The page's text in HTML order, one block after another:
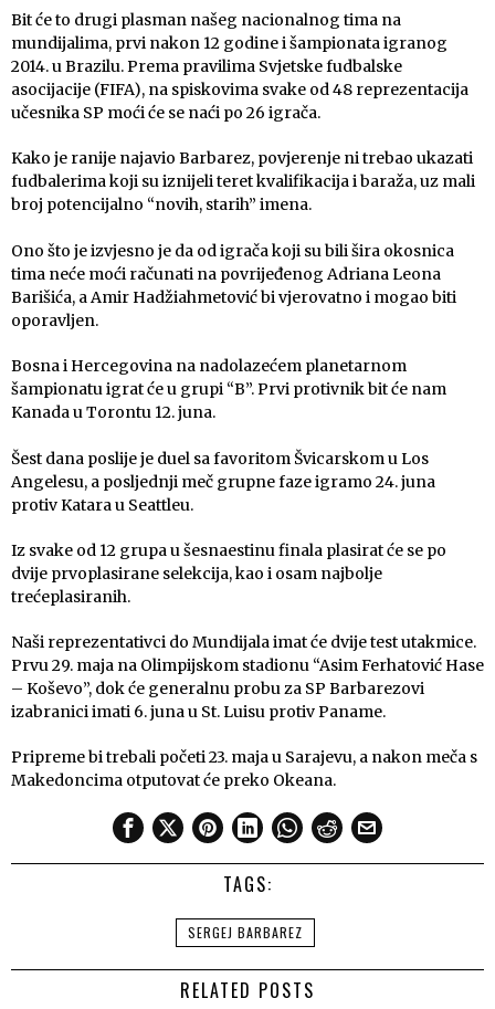
Bit će to drugi plasman našeg nacionalnog tima na
mundijalima, prvi nakon 12 godine i šampionata igranog
2014. u Brazilu. Prema pravilima Svjetske fudbalske
asocijacije (FIFA), na spiskovima svake od 48 reprezentacija
učesnika SP moći će se naći po 26 igrača.
Kako je ranije najavio Barbarez, povjerenje ni trebao ukazati
fudbalerima koji su iznijeli teret kvalifikacija i baraža, uz mali
broj potencijalno “novih, starih” imena.
Ono što je izvjesno je da od igrača koji su bili šira okosnica
tima neće moći računati na povrijeđenog Adriana Leona
Barišića, a Amir Hadžiahmetović bi vjerovatno i mogao biti
oporavljen.
Bosna i Hercegovina na nadolazećem planetarnom
šampionatu igrat će u grupi “B”. Prvi protivnik bit će nam
Kanada u Torontu 12. juna.
Šest dana poslije je duel sa favoritom Švicarskom u Los
Angelesu, a posljednji meč grupne faze igramo 24. juna
protiv Katara u Seattleu.
Iz svake od 12 grupa u šesnaestinu finala plasirat će se po
dvije prvoplasirane selekcija, kao i osam najbolje
trećeplasiranih.
Naši reprezentativci do Mundijala imat će dvije test utakmice.
Prvu 29. maja na Olimpijskom stadionu “Asim Ferhatović Hase
– Koševo”, dok će generalnu probu za SP Barbarezovi
izabranici imati 6. juna u St. Luisu protiv Paname.
Pripreme bi trebali početi 23. maja u Sarajevu, a nakon meča s
Makedoncima otputovat će preko Okeana.
TAGS:
SERGEJ BARBAREZ
RELATED POSTS